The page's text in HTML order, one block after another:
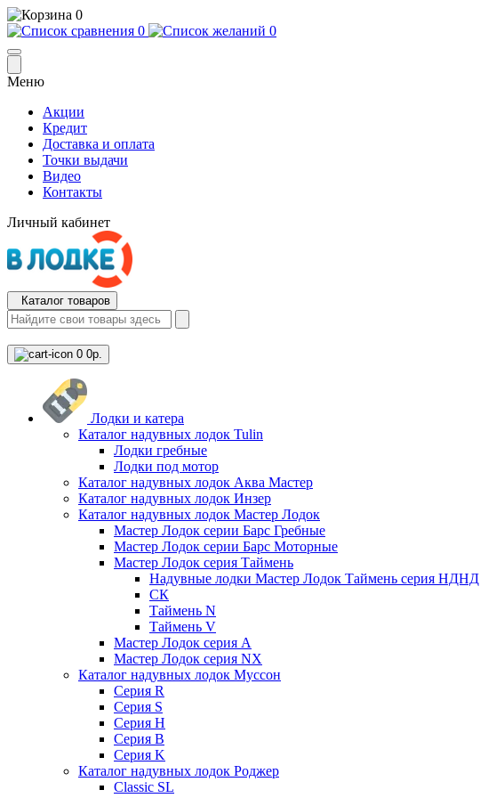
0
0
0
Меню
Акции
Кредит
Доставка и оплата
Точки выдачи
Видео
Контакты
Личный кабинет
Каталог товаров
0 0р.
Лодки и катера
Каталог надувных лодок Tulin
Лодки гребные
Лодки под мотор
Каталог надувных лодок Аква Мастер
Каталог надувных лодок Инзер
Каталог надувных лодок Мастер Лодок
Мастер Лодок серии Барс Гребные
Мастер Лодок серии Барс Моторные
Мастер Лодок серия Таймень
Надувные лодки Мастер Лодок Таймень серия НДНД
СК
Таймень N
Таймень V
Мастер Лодок серия А
Мастер Лодок серия NX
Каталог надувных лодок Муссон
Серия R
Серия S
Серия H
Серия B
Серия K
Каталог надувных лодок Роджер
Classic SL